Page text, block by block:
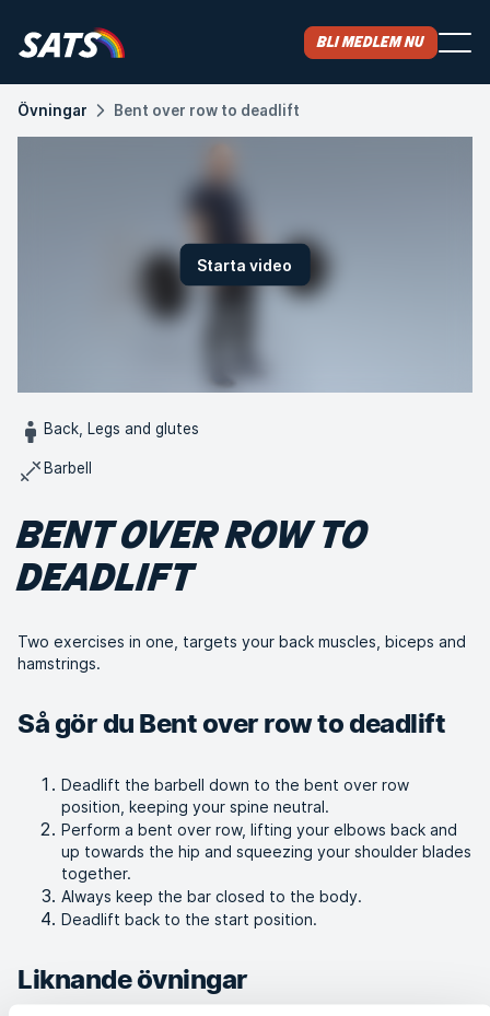
Bli medlem nu
Övningar Bent over row to deadlift
Starta video
Back, Legs and glutes
Barbell
BENT OVER ROW TO
DEADLIFT
Two exercises in one, targets your back muscles, biceps and
hamstrings.
Så gör du Bent over row to deadlift
Deadlift the barbell down to the bent over row
position, keeping your spine neutral.
Perform a bent over row, lifting your elbows back and
up towards the hip and squeezing your shoulder blades
together.
Always keep the bar closed to the body.
Deadlift back to the start position.
Liknande övningar